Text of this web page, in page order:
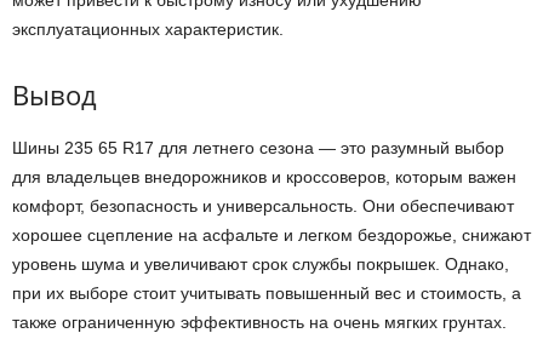
эксплуатационных характеристик.
Вывод
Шины 235 65 R17 для летнего сезона — это разумный выбор
для владельцев внедорожников и кроссоверов, которым важен
комфорт, безопасность и универсальность. Они обеспечивают
хорошее сцепление на асфальте и легком бездорожье, снижают
уровень шума и увеличивают срок службы покрышек. Однако,
при их выборе стоит учитывать повышенный вес и стоимость, а
также ограниченную эффективность на очень мягких грунтах.